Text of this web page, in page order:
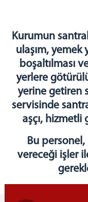
Manevi Rehberlik
İşyurtları Servisi
Fotoğrafçılık
Fotokopi
Çamaşırhane
Terzihane
Kantin
Teknik Servis
Yardımcı
Emanet Eşya Birimi
Kurumun
ulaşım, yemek
boşaltılması
yerlere
yerine getiren
servisinde
aşçı,
Bu
vereceği işler